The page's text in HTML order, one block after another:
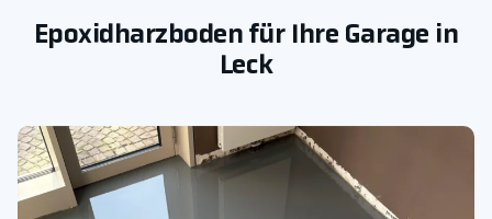
Epoxidharzboden für Ihre Garage in
Leck